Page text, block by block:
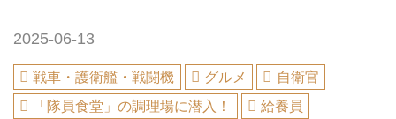
2025-06-13
戦車・護衛艦・戦闘機 グルメ
自衛官
「隊員食堂」の調理場に潜入！
給養員